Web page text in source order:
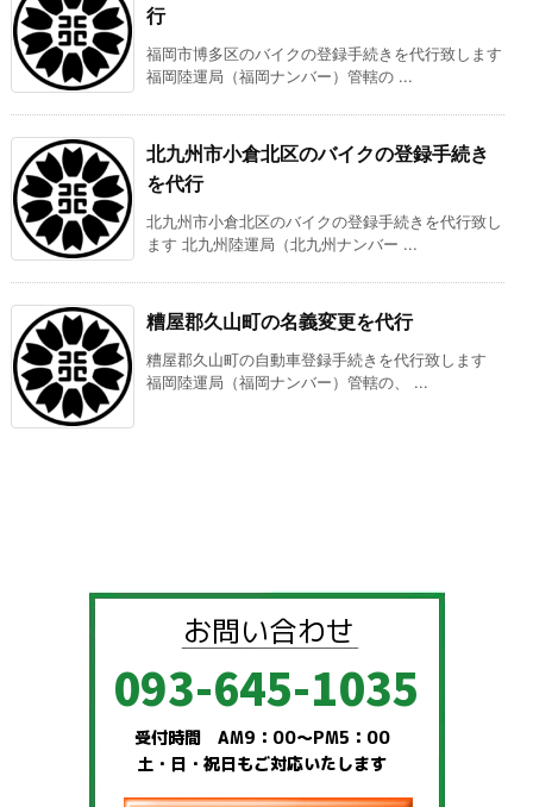
行
福岡市博多区のバイクの登録手続きを代行致します
福岡陸運局（福岡ナンバー）管轄の ...
北九州市小倉北区のバイクの登録手続き
を代行
北九州市小倉北区のバイクの登録手続きを代行致し
ます 北九州陸運局（北九州ナンバー ...
糟屋郡久山町の名義変更を代行
糟屋郡久山町の自動車登録手続きを代行致します
福岡陸運局（福岡ナンバー）管轄の、 ...